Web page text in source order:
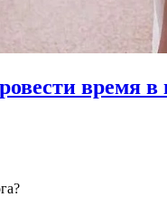
время